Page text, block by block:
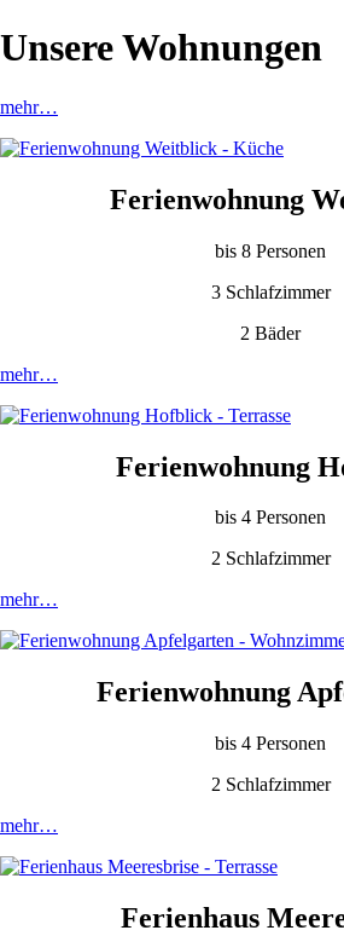
Unsere Wohnungen
mehr…
Ferienwohnung
bis 8 Personen
3 Schlafzimmer
2 Bäder
mehr…
Ferienwohnung
bis 4 Personen
2 Schlafzimmer
mehr…
Ferienwohnung
bis 4 Personen
2 Schlafzimmer
mehr…
Ferienhaus